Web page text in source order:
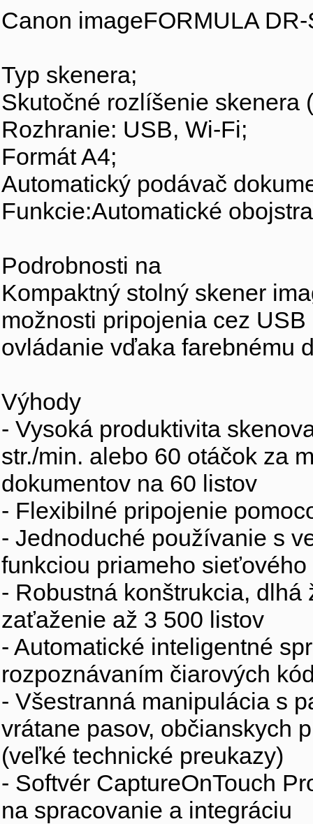
Canon imageFORMULA
Typ skenera;
Skutočné rozlíšenie skenera
Rozhranie: USB, Wi-Fi;
Formát A4;
Automatický podávač
Funkcie:Automatické
Podrobnosti na
Kompaktný stolný skener
možnosti pripojenia cez
ovládanie vďaka farebnému
Výhody
- Vysoká produktivita
str./min. alebo 60 otáčok za
dokumentov na 60 listov
- Flexibilné pripojenie
- Jednoduché používanie s
funkciou priameho
- Robustná konštrukcia,
zaťaženie až 3 500 listov
- Automatické inteligentné
rozpoznávaním čiarových
- Všestranná manipulácia s
vrátane pasov, občianskych
(veľké technické preukazy)
- Softvér CaptureOnTouch
na spracovanie a integráciu